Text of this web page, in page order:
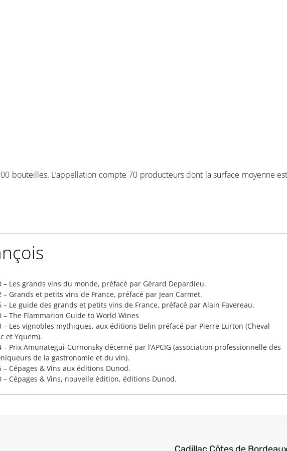
bouteilles. L’appellation compte 70 producteurs dont la surface moyenne
– Les grands vins du monde, préfacé par Gérard Depardieu.
– Grands et petits vins de France, préfacé par Jean Carmet.
– Le guide des grands et petits vins de France, préfacé par Alain Favereau.
– The Flammarion Guide to World Wines
– Les vignobles mythiques, aux éditions Belin préfacé par Pierre Lurton (Cheval
et Yquem).
– Prix Amunategui-Curnonsky décerné par l’APCIG (association professionnelle des
de la gastronomie et du vin).
– Cépages & Vins aux éditions Dunod.
– Cépages & Vins, nouvelle édition, éditions Dunod.